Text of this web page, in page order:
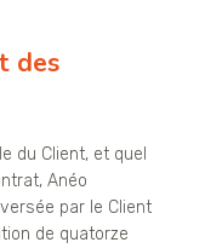
des
du Client, et quel
Anéo
par le Client
de quatorze